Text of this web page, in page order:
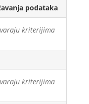
podataka
kriterijima
kriterijima